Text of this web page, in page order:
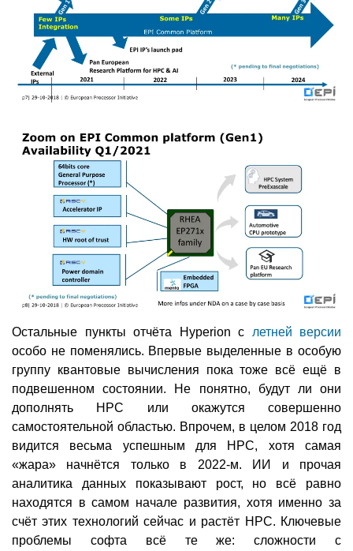
Остальные пункты отчёта Hyperion с летней версии
особо не поменялись. Впервые выделенные в особую
группу квантовые вычисления пока тоже всё ещё в
подвешенном состоянии. Не понятно, будут ли они
дополнять HPC или окажутся совершенно
самостоятельной областью. Впрочем, в целом 2018 год
видится весьма успешным для HPC, хотя самая
«жара» начнётся только в 2022-м. ИИ и прочая
аналитика данных показывают рост, но всё равно
находятся в самом начале развития, хотя именно за
счёт этих технологий сейчас и растёт HPC. Ключевые
проблемы софта всё те же: сложности с